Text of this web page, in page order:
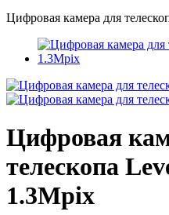
Цифровая камера для
Цифровая
телескопа
1.3Mpix